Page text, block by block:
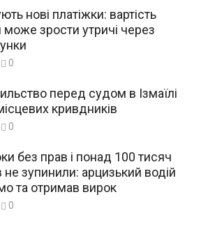
нові платіжки: вартість
зрости утричі через
0
перед судом в Ізмаїлі
кривдників
0
не зупинили: арцизький водій
та отримав вирок
0